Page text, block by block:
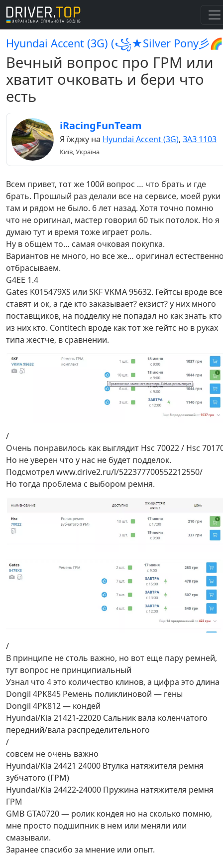
Hyundai Accent (3G) (꧁★Silver Pony彡
Вечный вопрос про ГРМ или
хватит очковать и бери что
есть
iRacingFunTeam
Я їжджу на Hyundai Accent (3G), ЗАЗ 1103
Київ, Україна
Всем привет, тот же 100й вопрос … что брать и где
брать. Прошлый раз делали все на сервисе, моей руки
там и рядом не было. 6 лет назад. Хотя точно помню
что не оригинал, мастер говорил 60 тык потолок. Но я
думаю тут и время тоже играет роль.
Ну в общем то… самая очковая покупка.
Вариантов не много, но все же… оригинал
отбрасываем.
G4EE 1.4
Gates K015479XS или SKF VKMA 95632. Гейтсы вроде все
ставят и ок, а где кто заказывает? екзист? у них много
поставщиков, на подделку не попадал но как знать кто
из них кто. Contitech вроде как тот же гейтс но в руках
типа жестче, в сравнении.
/
Очень понравилось как выглядит Hsc 70022 / Hsc
Но не уверен что у нас не будет подделок.
Подсмотрел www.drive2.ru/l/522377700552212550/
Но тогда проблема с выбором ремня.
/
В принципе не столь важно, но вот еще пару ремней,
тут вопрос не принципиальный
Узнал что 4 это количество клинов, а цифра это длина
Dongil 4PK845 Ремень поликлиновой — гены
Dongil 4PK812 — кондей
Hyundai/Kia 21421-22020 Сальник вала коленчатого
передний/вала распределительного
/
совсем не очень важно
Hyundai/Kia 24421 24000 Втулка натяжителя ремня
зубчатого (ГРМ)
Hyundai/Kia 24422-24000 Пружина натяжителя ремня
ГРМ
GMB GTA0720 — ролик кондея но на сколько помню,
мне просто подшипник в нем или меняли или
смазывали.
Заранее спасибо за мнение или опыт.